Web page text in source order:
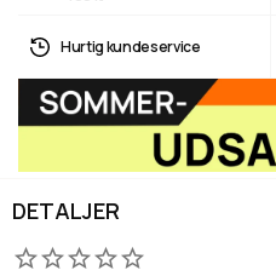
Hurtig kundeservice
DETALJER